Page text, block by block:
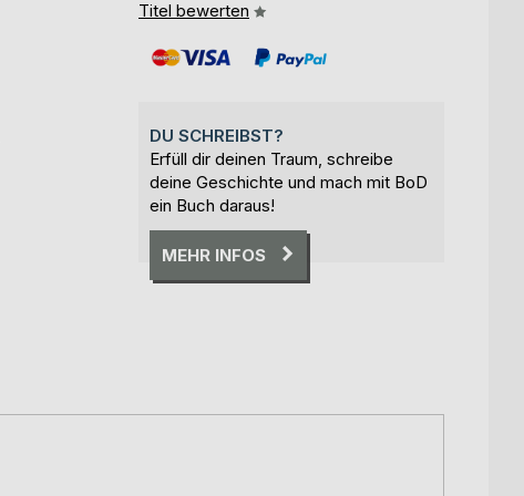
Titel bewerten
DU SCHREIBST?
Erfüll dir deinen Traum, schreibe
deine Geschichte und mach mit BoD
ein Buch daraus!
MEHR INFOS